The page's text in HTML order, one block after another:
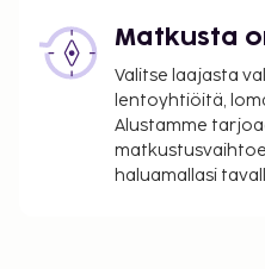
Matkusta
Valitse laajasta
lentoyhtiöitä,
Alustamme
haluamallasi